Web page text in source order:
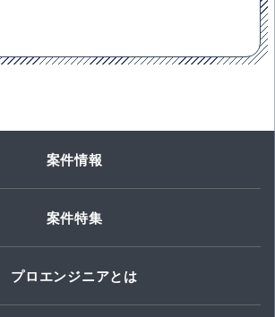
案件情報
案件特集
プロエンジニアとは